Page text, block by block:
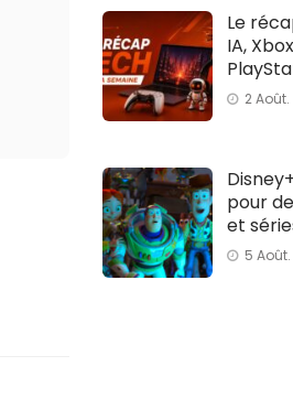
Le
IA,
2
pour
et
5 Août.